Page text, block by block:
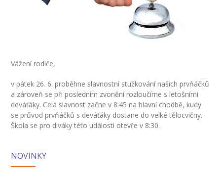
-- Vedení školy
-- Vychovatelé
-- Školní poradenské pracoviště
---- Výchovný poradce
---- Speciální pedagog
Vážení rodiče,
v pátek 26. 6. proběhne slavnostní stužkování našich prvňáčků
a zároveň se při posledním zvonění rozloučíme s letošními
deváťáky. Celá slavnost začne v 8:45 na hlavní chodbě, kudy
se průvod prvňáčků s deváťáky dostane do velké tělocvičny.
Škola se pro diváky této události otevře v 8:30.
NOVINKY